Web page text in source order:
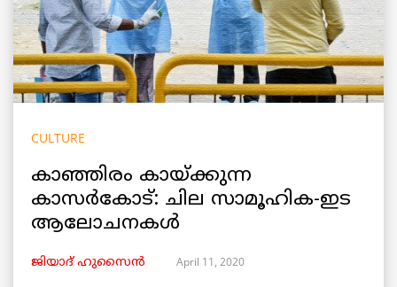
CULTURE
കാഞ്ഞിരം കായ്ക്കുന്ന
കാസർകോട്: ചില സാമൂഹിക-ഇട
ആലോചനകൾ
ജിയാദ് ഹുസൈൻ April 11, 2020